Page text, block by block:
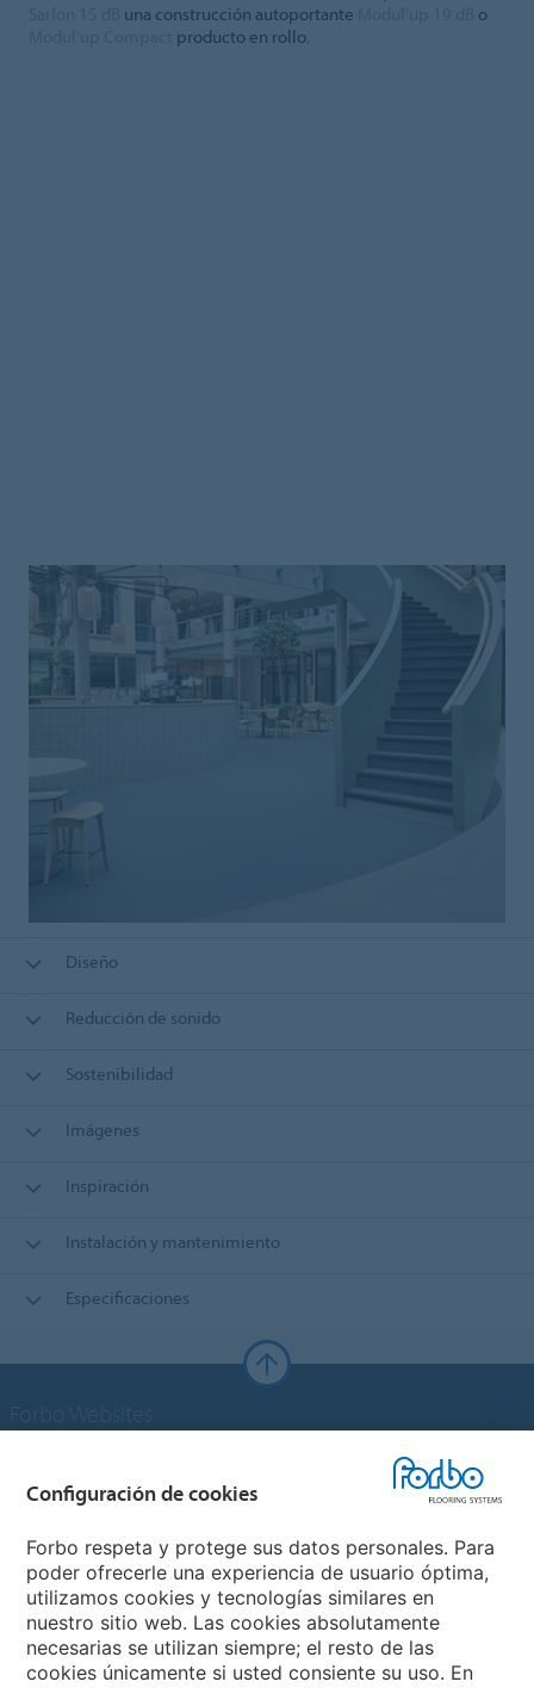
una construcción autoportante
o
producto en rollo.
Diseño
Reducción de sonido
Sostenibilidad
Imágenes
Inspiración
Instalación y mantenimiento
Especificaciones
Forbo Flooring Systems
Forbo Movement Systems
Configuración de cookies
Forbo respeta y protege sus datos personales. Para
poder ofrecerle una experiencia de usuario óptima,
utilizamos cookies y tecnologías similares en
nuestro sitio web. Las cookies absolutamente
necesarias se utilizan siempre; el resto de las
cookies únicamente si usted consiente su uso. En